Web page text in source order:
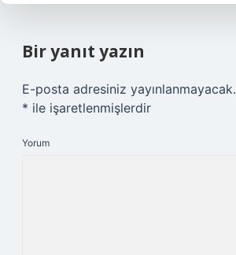
Bir yanıt yazın
E-posta adresiniz yayınlanmayacak.
* ile işaretlenmişlerdir
Yorum